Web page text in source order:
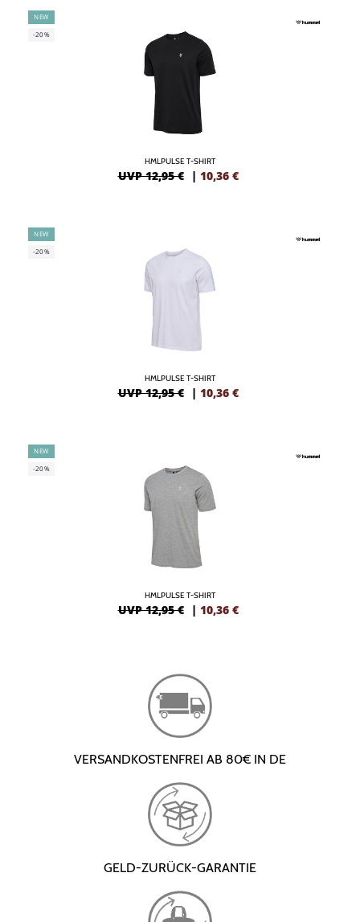
NEW
-20%
HMLPULSE T-SHIRT
UVP 12,95 € | 10,36 €
NEW
-20%
HMLPULSE T-SHIRT
UVP 12,95 € | 10,36 €
NEW
-20%
HMLPULSE T-SHIRT
UVP 12,95 € | 10,36 €
VERSANDKOSTENFREI AB 80€ IN DE
GELD-ZURÜCK-GARANTIE